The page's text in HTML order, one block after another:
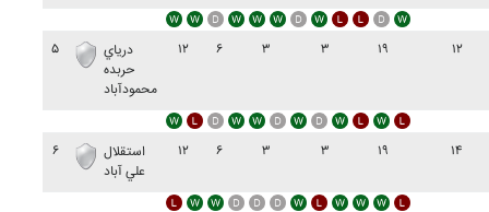
۵
درياي
حربده
محمودآباد
۱۲ ۶ ۳ ۳ ۱۹ ۱۲
۶
استقلال
علي آباد
۱۲ ۶ ۳ ۳ ۱۹ ۱۴